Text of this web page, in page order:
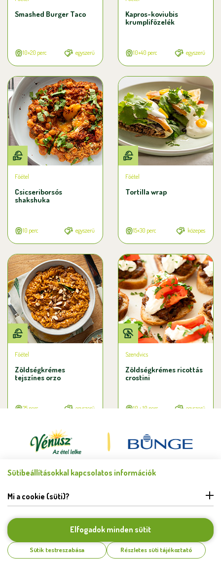
Sütibeállításokkal kapcsolatos információk
Mi a cookie (süti)?
Elfogadok minden sütit
Sütik testreszabása Részletes süti tájékoztató
Smashed Burger Taco
10+20 perc egyszerű
Kapros-koviubis
krumplifőzelék
10+40 perc egyszerű
Főétel
Csicseriborsós
shakshuka
10 perc egyszerű
Főétel
Tortilla wrap
15+30 perc közepes
Főétel
Zöldségkrémes
tejszínes orzo
25 perc egyszerű
Szendvics
Zöldségkrémes ricottás
crostini
10 + 10 perc egyszerű
Minden jog fenntartva © Bunge Zrt. 2026.
ADATKEZELÉSI TÁJÉKOZTATÓ
COOKIE BEÁLLÍTÁSOK
KAPCSOLAT